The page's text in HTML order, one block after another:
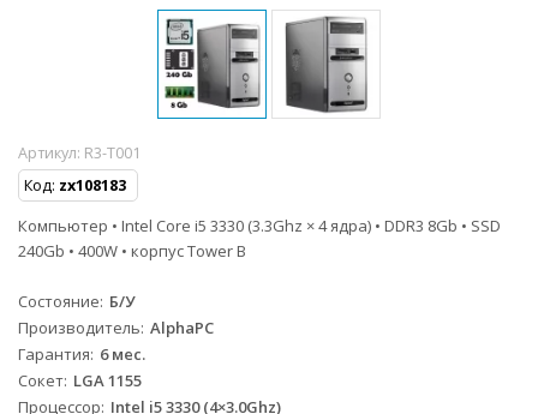
Артикул: R3-T001
Код: zx108183
Компьютер • Intel Core i5 3330 (3.3Ghz × 4 ядра) • DDR3 8Gb • SSD
240Gb • 400W • корпус Tower B
Состояние Б/У
Производитель AlphaPC
Гарантия 6 мес.
Сокет LGA 1155
Процессор Intel i5 3330 (4×3.0Ghz)